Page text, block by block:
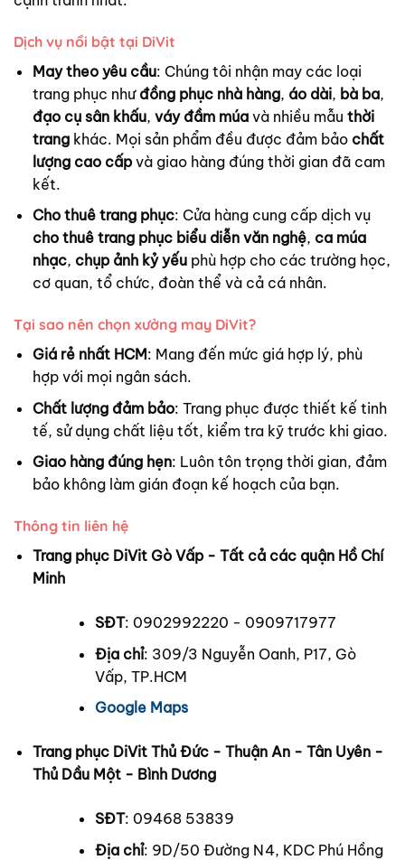
Dịch vụ nổi bật tại DiVit
May theo yêu cầu: Chúng tôi nhận may các loại
trang phục như đồng phục nhà hàng, áo dài, bà ba,
đạo cụ sân khấu, váy đầm múavà nhiều mẫu thời
trangkhác. Mọi sản phẩm đều được đảm bảo chất
lượng cao cấpvà giao hàng đúng thời gian đã cam
kết.
Cho thuê trang phục: Cửa hàng cung cấp dịch vụ
cho thuê trang phục biểu diễn văn nghệ, ca múa
nhạc, chụp ảnh kỷ yếuphù hợp cho các trường học,
cơ quan, tổ chức, đoàn thể và cả cá nhân.
Tại sao nên chọn xưởng may DiVit?
Giá rẻ nhất HCM: Mang đến mức giá hợp lý, phù
hợp với mọi ngân sách.
Chất lượng đảm bảo: Trang phục được thiết kế tinh
tế, sử dụng chất liệu tốt, kiểm tra kỹ trước khi giao.
Giao hàng đúng hẹn: Luôn tôn trọng thời gian, đảm
bảo không làm gián đoạn kế hoạch của bạn.
Thông tin liên hệ
Trang phục DiVit Gò Vấp - Tất cả các quận Hồ Chí
Minh
SĐT: 0902992220 - 0909717977
Địa chỉ: 309/3 Nguyễn Oanh, P17, Gò
Vấp, TP.HCM
Google Maps
Trang phục DiVit Thủ Đức - Thuận An - Tân Uyên -
Thủ Dầu Một - Bình Dương
SĐT: 09468 53839
Địa chỉ: 9D/50 Đường N4, KDC Phú Hồng